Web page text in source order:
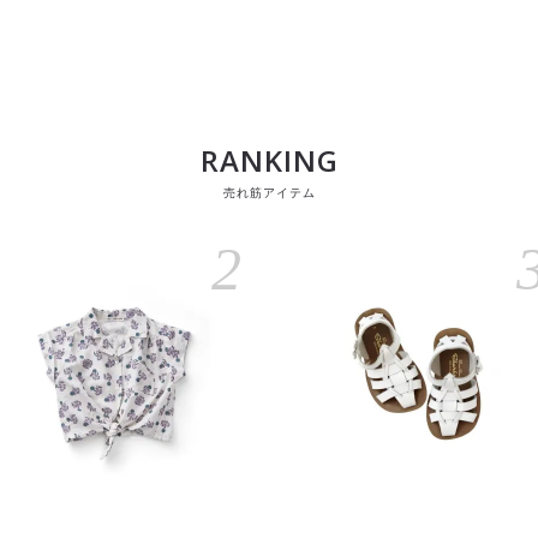
RANKING
売れ筋アイテム
2